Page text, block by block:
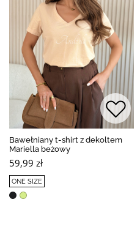
Bawełniany t-shirt z dekoltem
Mariella beżowy
59,99 zł
ONE SIZE